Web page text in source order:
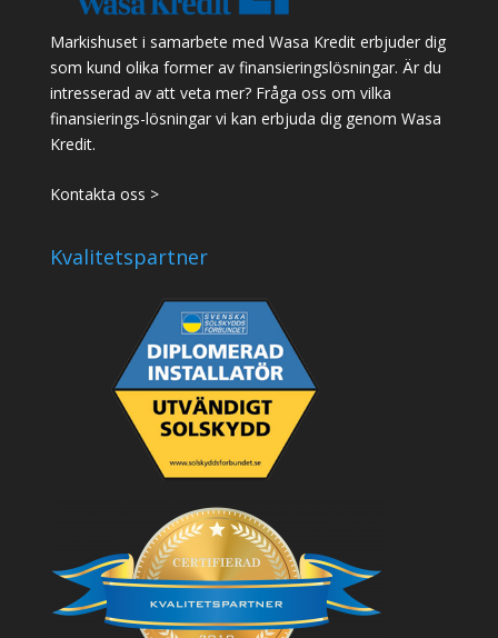
Markishuset i samarbete med Wasa Kredit erbjuder dig
som kund olika former av finansieringslösningar. Är du
intresserad av att veta mer? Fråga oss om vilka
finansierings-lösningar vi kan erbjuda dig genom Wasa
Kredit.
Kontakta oss >
Kvalitetspartner